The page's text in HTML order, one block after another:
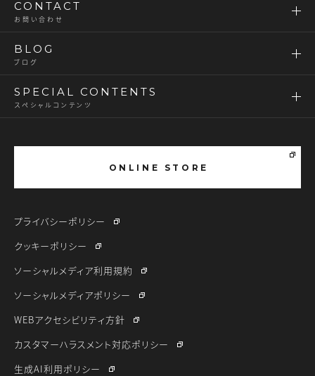
CONTACT
お問い合わせ
BLOG
ブログ
SPECIAL CONTENTS
スペシャルコンテンツ
ONLINE STORE
プライバシーポリシー
クッキーポリシー
ソーシャルメディア利用規約
ソーシャルメディアポリシー
WEBアクセシビリティ方針
カスタマーハラスメント対応ポリシー
生成AI利用ポリシー